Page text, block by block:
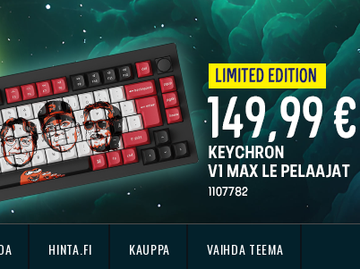
HINTA.FI KAUPPA VAIHDA TEEMA